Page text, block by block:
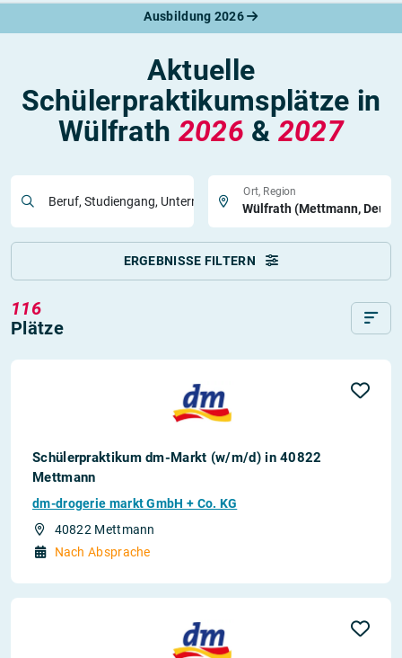
Ausbildung 2026
Aktuelle
Schülerpraktikumsplätze in
Wülfrath 2026 & 2027
Beruf, Studiengang, Unternehmen
Ort, Region
ERGEBNISSE FILTERN
116
Plätze
Schülerpraktikum dm-Markt (w/m/d) in 40822
Mettmann
dm-drogerie markt GmbH + Co. KG
40822 Mettmann
Nach Absprache